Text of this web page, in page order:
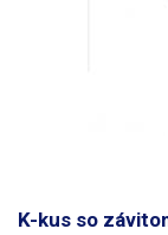
K-kus so